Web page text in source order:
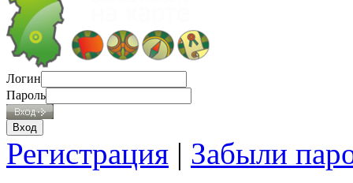
Логин
Пароль
Регистрация | Забыли